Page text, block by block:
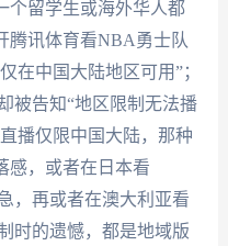
个留学生或海外华人都
讯体育看NBA勇士队
在中国大陆地区可用”；
被告知“地区限制无法播
播仅限中国大陆，那种
感，或者在日本看
，再或者在澳大利亚看
时的遗憾，都是地域版